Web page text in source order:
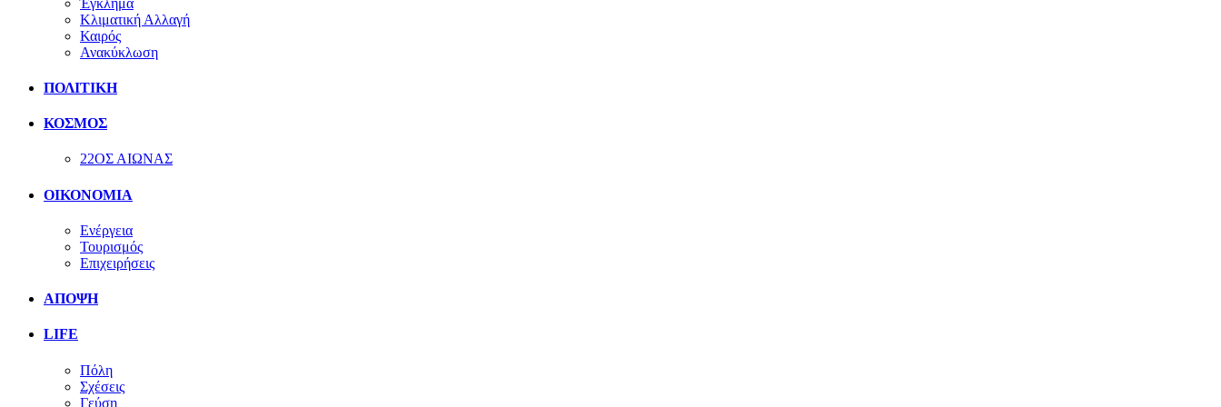
Κλιματική Αλλαγή
Καιρός
Ανακύκλωση
ΠΟΛΙΤΙΚΗ
ΚΟΣΜΟΣ
22ΟΣ ΑΙΩΝΑΣ
ΟΙΚΟΝΟΜΙΑ
Ενέργεια
Τουρισμός
Επιχειρήσεις
ΑΠΟΨΗ
LIFE
Πόλη
Σχέσεις
Γεύση